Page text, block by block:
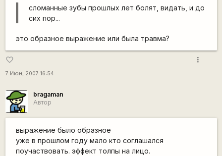
сломанные зубы прошлых лет болят, видать, и до
сих пор...
это образное выражение или была травма?
favorite_border
7 Июн, 2007 16:54
more_vert
bragaman
Автор
выражение было образное
уже в прошлом году мало кто соглашался
поучаствовать. эффект толпы на лицо.